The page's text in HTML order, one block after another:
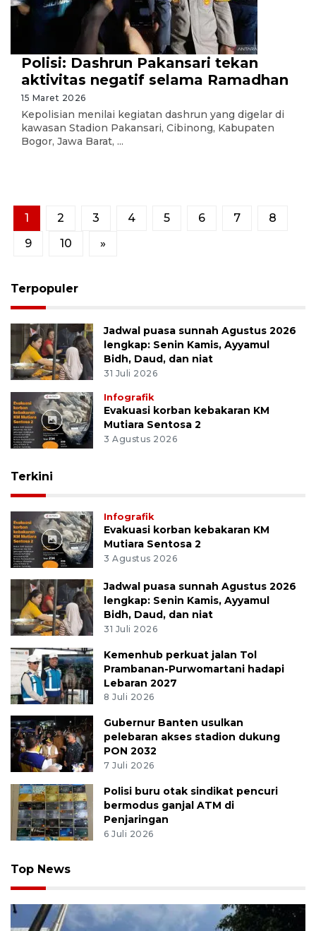
Polisi: Dashrun Pakansari tekan
aktivitas negatif selama Ramadhan
15 Maret 2026
Kepolisian menilai kegiatan dashrun yang digelar di
kawasan Stadion Pakansari, Cibinong, Kabupaten
Bogor, Jawa Barat, ...
1 2 3 4 5 6 7
8
9
10 »
Terpopuler
Jadwal puasa sunnah Agustus 2026
lengkap: Senin Kamis, Ayyamul
Bidh, Daud, dan niat
31 Juli 2026
Infografik
Evakuasi korban kebakaran KM
Mutiara Sentosa 2
3 Agustus 2026
Terkini
Infografik
Evakuasi korban kebakaran KM
Mutiara Sentosa 2
3 Agustus 2026
Jadwal puasa sunnah Agustus 2026
lengkap: Senin Kamis, Ayyamul
Bidh, Daud, dan niat
31 Juli 2026
Kemenhub perkuat jalan Tol
Prambanan-Purwomartani hadapi
Lebaran 2027
8 Juli 2026
Gubernur Banten usulkan
pelebaran akses stadion dukung
PON 2032
7 Juli 2026
Polisi buru otak sindikat pencuri
bermodus ganjal ATM di
Penjaringan
6 Juli 2026
Top News